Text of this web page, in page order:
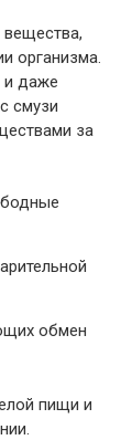
организма.
и даже
смузи
за
обмен
пищи и